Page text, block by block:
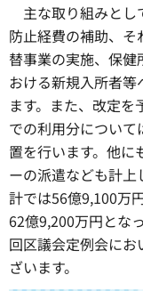
主な取り組みとし
防止経費の補助、
替事業の実施、保
おける新規入所者等
ます。また、改定
での利用分につい
置を行います。他に
ーの派遣なども計
計では56億9,100万
62億9,200万円とな
回区議会定例会に
ざいます。